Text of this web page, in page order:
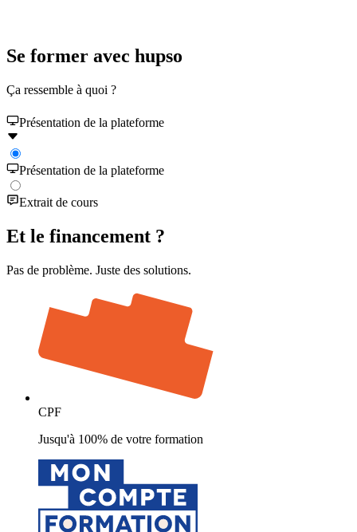
Se former avec hupso
Ça ressemble à quoi ?
Présentation de la plateforme
Présentation de la plateforme
Extrait de cours
Et le financement ?
Pas de problème. Juste des solutions.
CPF
Jusqu'à 100% de votre formation